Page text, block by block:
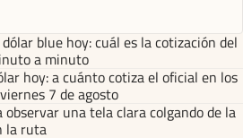
blue hoy: cuál es la cotización del
a minuto
hoy: a cuánto cotiza el oficial en los
7 de agosto
observar una tela clara colgando de la
la ruta